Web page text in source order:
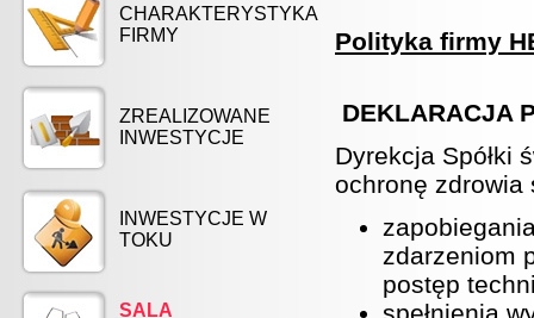
CHARAKTERYSTYKA
FIRMY
ZREALIZOWANE
INWESTYCJE
INWESTYCJE W
TOKU
SALA
Polityka firmy
DEKLARACJA
Dyrekcja Spółki
ochronę zdrowia
zdarzeniom
postęp